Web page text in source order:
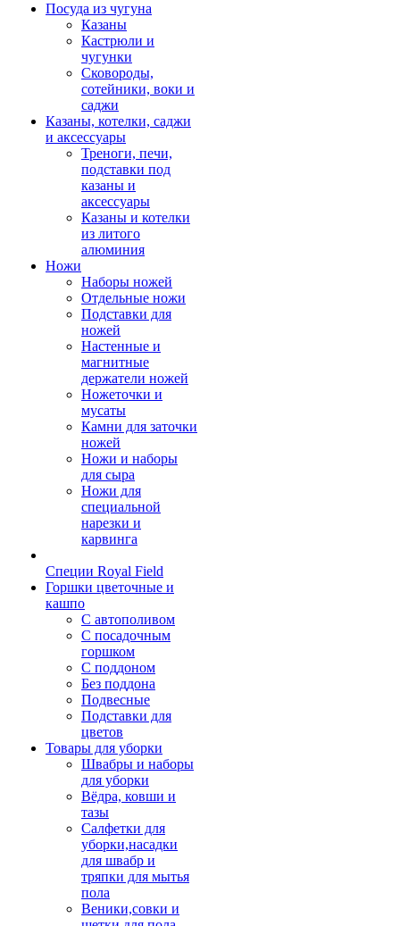
Посуда из чугуна
Казаны
Кастрюли и
чугунки
Сковороды,
сотейники, воки и
саджи
Казаны, котелки, саджи
и аксессуары
Треноги, печи,
подставки под
казаны и
аксессуары
Казаны и котелки
из литого
алюминия
Ножи
Наборы ножей
Отдельные ножи
Подставки для
ножей
Настенные и
магнитные
держатели ножей
Ножеточки и
мусаты
Камни для заточки
ножей
Ножи и наборы
для сыра
Ножи для
специальной
нарезки и
карвинга
Специи Royal Field
Горшки цветочные и
кашпо
С автополивом
С посадочным
горшком
С поддоном
Без поддона
Подвесные
Подставки для
цветов
Товары для уборки
Швабры и наборы
для уборки
Вёдра, ковши и
тазы
Салфетки для
уборки,насадки
для швабр и
тряпки для мытья
пола
Веники,совки и